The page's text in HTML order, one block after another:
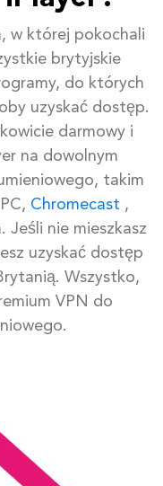
w której pokochali
brytyjskie
do których
uzyskać dostęp.
darmowy i
na dowolnym
takim
Chromecast ,
nie mieszkasz
uzyskać dostęp
Wszystko,
VPN do